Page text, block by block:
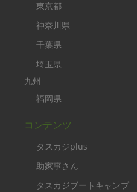
東京都
神奈川県
千葉県
埼玉県
九州
福岡県
コンテンツ
タスカジplus
助家事さん
タスカジブートキャンプ